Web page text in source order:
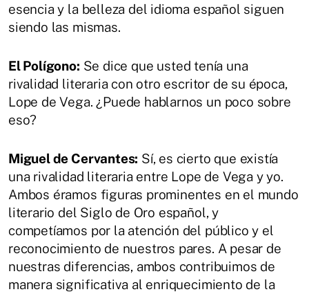
esencia y la belleza del idioma español siguen
siendo las mismas.
El Polígono: Se dice que usted tenía una
rivalidad literaria con otro escritor de su época,
Lope de Vega. ¿Puede hablarnos un poco sobre
eso?
Miguel de Cervantes: Sí, es cierto que existía
una rivalidad literaria entre Lope de Vega y yo.
Ambos éramos figuras prominentes en el mundo
literario del Siglo de Oro español, y
competíamos por la atención del público y el
reconocimiento de nuestros pares. A pesar de
nuestras diferencias, ambos contribuimos de
manera significativa al enriquecimiento de la